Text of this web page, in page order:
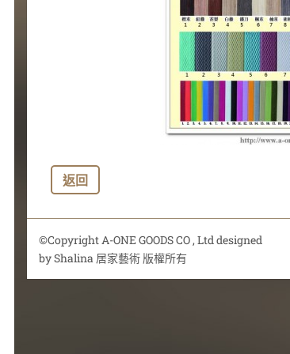
返回
©Copyright A-ONE GOODS CO , Ltd designed
by Shalina 居家藝術 版權所有